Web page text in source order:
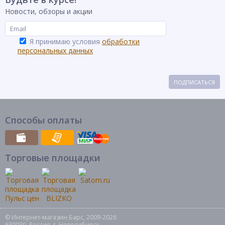
Новости, обзоры и акции
Я принимаю условия обработки
персональных данных
ПОДПИСАТЬСЯ
Способы оплаты
Торговые площадки
© Интернет-магазин Барс, 2009-2026